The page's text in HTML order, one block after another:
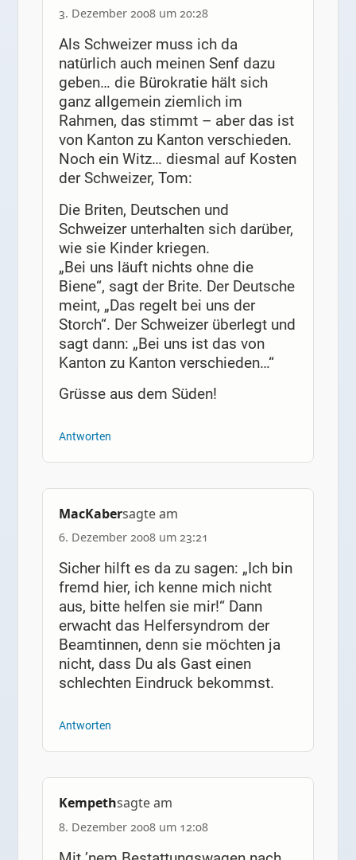
3. Dezember 2008 um 20:28
Als Schweizer muss ich da
natürlich auch meinen Senf dazu
geben… die Bürokratie hält sich
ganz allgemein ziemlich im
Rahmen, das stimmt – aber das ist
von Kanton zu Kanton verschieden.
Noch ein Witz… diesmal auf Kosten
der Schweizer, Tom:
Die Briten, Deutschen und
Schweizer unterhalten sich darüber,
wie sie Kinder kriegen.
„Bei uns läuft nichts ohne die
Biene“, sagt der Brite. Der Deutsche
meint, „Das regelt bei uns der
Storch“. Der Schweizer überlegt und
sagt dann: „Bei uns ist das von
Kanton zu Kanton verschieden…“
Grüsse aus dem Süden!
Antworten
MacKabersagte am
6. Dezember 2008 um 23:21
Sicher hilft es da zu sagen: „Ich bin
fremd hier, ich kenne mich nicht
aus, bitte helfen sie mir!“ Dann
erwacht das Helfersyndrom der
Beamtinnen, denn sie möchten ja
nicht, dass Du als Gast einen
schlechten Eindruck bekommst.
Antworten
Kempethsagte am
8. Dezember 2008 um 12:08